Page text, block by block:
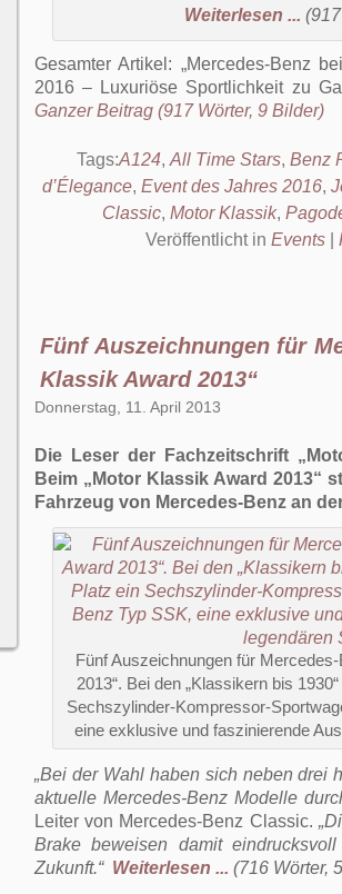
Weiterlesen ...
Gesamter Artikel:
Mercedes-Benz
2016 – Luxuriöse Sportlichkeit zu
Ganzer Beitrag (917 Wörter, 9 Bilder)
Tags:A124, All Time Stars, Benz
d’Élegance, Event des Jahres 2016,
Classic, Motor Klassik,
Veröffentlicht in Events
Fünf Auszeichnungen für
Klassik Award 2013“
Donnerstag, 11. April 2013
Die Leser der Fachzeitschrift
Beim „Motor Klassik Award 2013“
Fahrzeug von Mercedes-Benz an
Fünf Auszeichnungen für
2013“. Bei den „Klassikern bis
Sechszylinder-Kompressor-
eine exklusive und faszinierende
„Bei der Wahl haben sich neben drei
aktuelle Mercedes-Benz Modelle
Leiter von Mercedes-Benz Classic.
Brake beweisen damit
Zukunft.“ Weiterlesen ... (716 Wörter,